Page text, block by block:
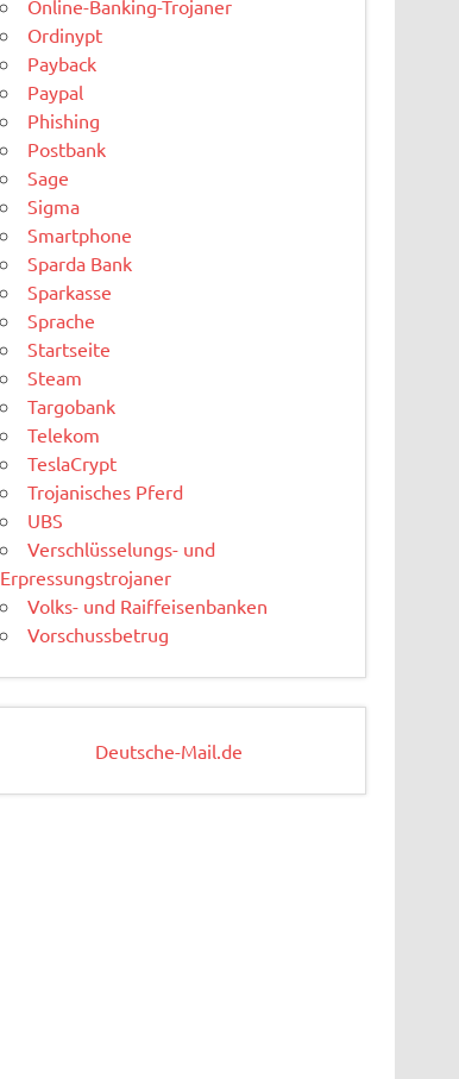
Online-Banking-Trojaner
Ordinypt
Payback
Paypal
Phishing
Postbank
Sage
Sigma
Smartphone
Sparda Bank
Sparkasse
Sprache
Startseite
Steam
Targobank
Telekom
TeslaCrypt
Trojanisches Pferd
UBS
Verschlüsselungs- und
Erpressungstrojaner
Volks- und Raiffeisenbanken
Vorschussbetrug
Deutsche-Mail.de